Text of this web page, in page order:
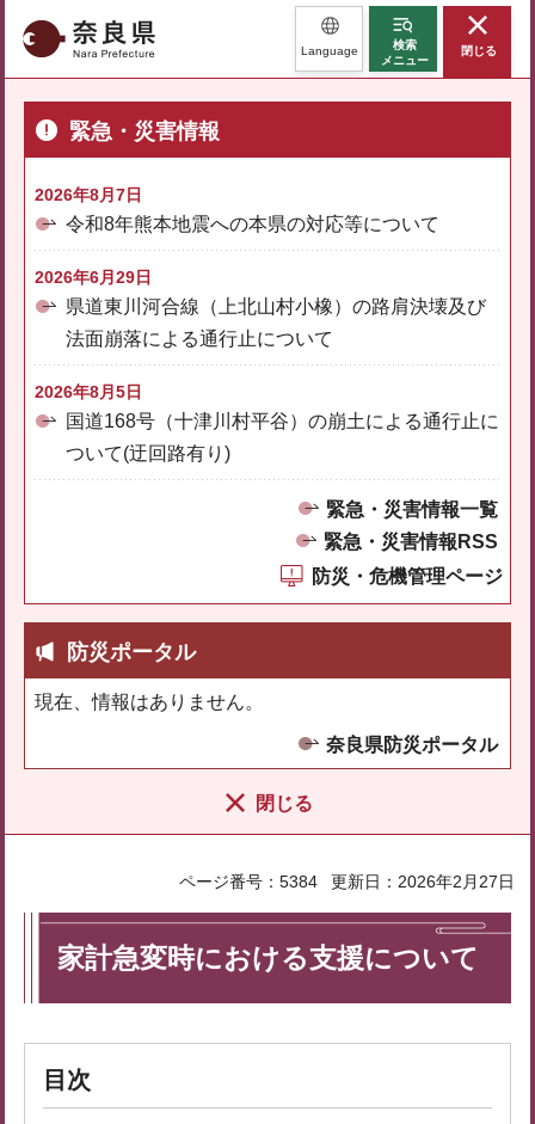
奈良県 Language
検索
メニュー
閉じる
緊急・災害情報
2026年8月7日
令和8年熊本地震への本県の対応等について
2026年6月29日
県道東川河合線（上北山村小橡）の路肩決壊及び
法面崩落による通行止について
2026年8月5日
国道168号（十津川村平谷）の崩土による通行止に
ついて(迂回路有り)
緊急・災害情報一覧
緊急・災害情報RSS
防災・危機管理ページ
防災ポータル
現在、情報はありません。
奈良県防災ポータル
閉じる
ページ番号：5384 更新日：2026年2月27日
家計急変時における支援について
目次